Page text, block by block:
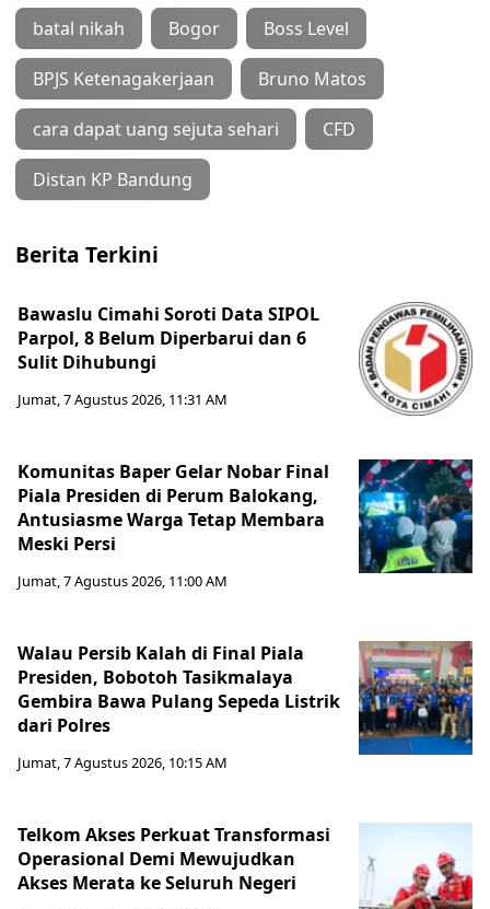
batal nikah Bogor Boss Level
BPJS Ketenagakerjaan Bruno Matos
cara dapat uang sejuta sehari CFD
Distan KP Bandung
Berita Terkini
Bawaslu Cimahi Soroti Data SIPOL
Parpol, 8 Belum Diperbarui dan 6
Sulit Dihubungi
Jumat, 7 Agustus 2026, 11:31 AM
Komunitas Baper Gelar Nobar Final
Piala Presiden di Perum Balokang,
Antusiasme Warga Tetap Membara
Meski Persi
Jumat, 7 Agustus 2026, 11:00 AM
Walau Persib Kalah di Final Piala
Presiden, Bobotoh Tasikmalaya
Gembira Bawa Pulang Sepeda Listrik
dari Polres
Jumat, 7 Agustus 2026, 10:15 AM
Telkom Akses Perkuat Transformasi
Operasional Demi Mewujudkan
Akses Merata ke Seluruh Negeri